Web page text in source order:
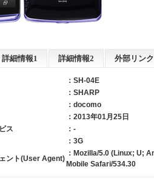
詳細情報1 詳細情報2 外部リンク
：SH-04E
： SHARP
： docomo
：2013年01月25日
ス
：-
：3G
ント(User Agent)
：Mozilla/5.0 (Linux; U;
Mobile Safari/534.30